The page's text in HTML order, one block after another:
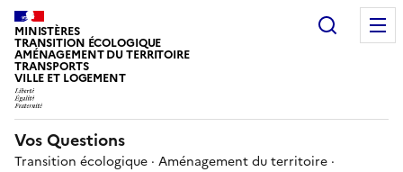
MINISTÈRES
TRANSITION ÉCOLOGIQUE
AMÉNAGEMENT DU TERRITOIRE
TRANSPORTS
VILLE ET LOGEMENT
Vos Questions
Transition écologique · Aménagement du territoire ·